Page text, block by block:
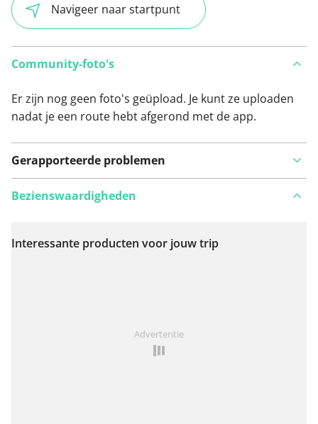
Navigeer naar startpunt
Community-foto's
Er zijn nog geen foto's geüpload. Je kunt ze uploaden
nadat je een route hebt afgerond met de app.
Gerapporteerde problemen
Bekijk op kaart
Bezienswaardigheden
Interessante producten voor jouw trip
Advertentie